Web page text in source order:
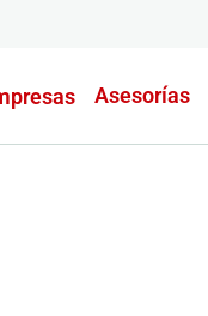
Asesorías